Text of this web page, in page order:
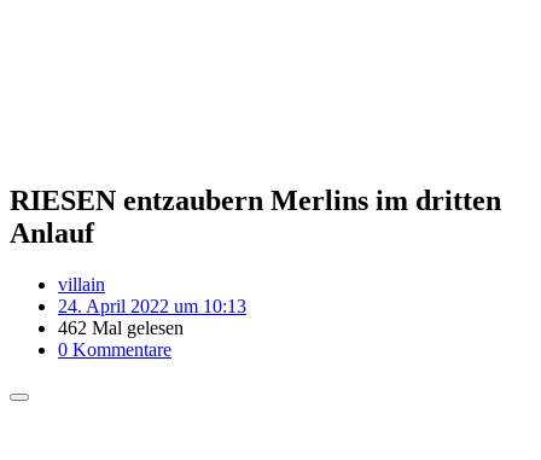
RIESEN entzaubern Merlins im dritten
Anlauf
villain
24. April 2022 um 10:13
462 Mal gelesen
0 Kommentare